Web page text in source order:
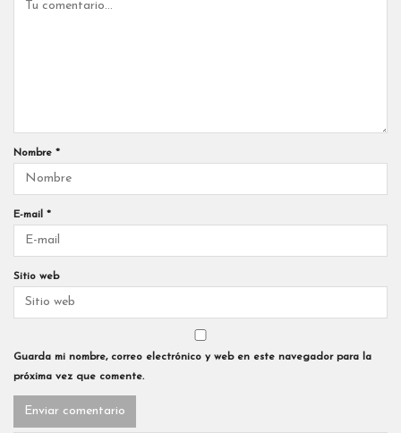
Nombre *
E-mail *
Sitio web
Guarda mi nombre, correo electrónico y web en este navegador para la
próxima vez que comente.